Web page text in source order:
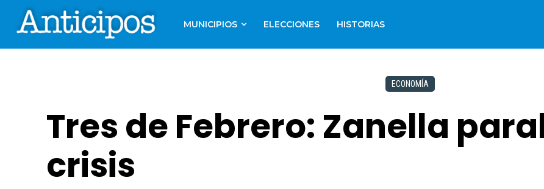
MUNICIPIOS ELECCIONES HISTORIAS
ECONOMÍA
Tres de Febrero: Zanella
crisis